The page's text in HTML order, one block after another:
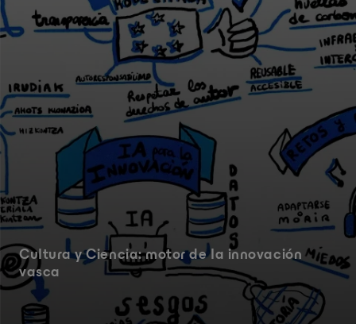
Cultura y Ciencia: motor de la innovación
vasca